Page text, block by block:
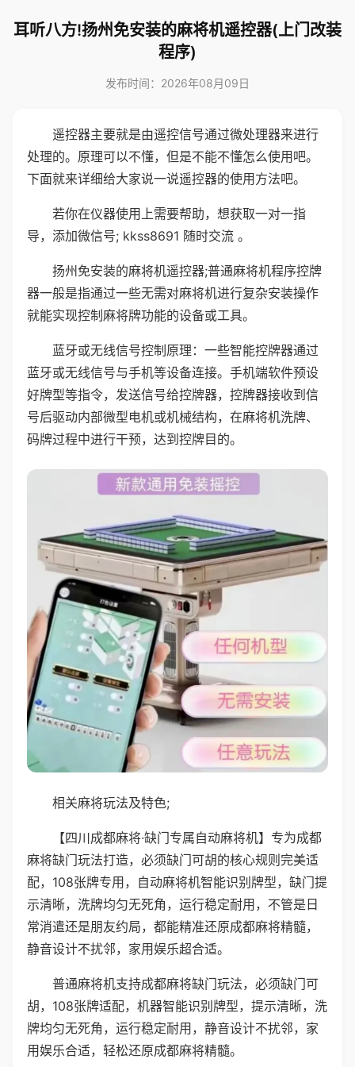
耳听八方!扬州免安装的麻将机遥控器(上门改装
程序)
发布时间：2026年08月09日
遥控器主要就是由遥控信号通过微处理器来进行
处理的。原理可以不懂，但是不能不懂怎么使用吧。
下面就来详细给大家说一说遥控器的使用方法吧。
若你在仪器使用上需要帮助，想获取一对一指
导，添加微信号; kkss8691 随时交流 。
扬州免安装的麻将机遥控器;普通麻将机程序控牌
器一般是指通过一些无需对麻将机进行复杂安装操作
就能实现控制麻将牌功能的设备或工具。
蓝牙或无线信号控制原理：一些智能控牌器通过
蓝牙或无线信号与手机等设备连接。手机端软件预设
好牌型等指令，发送信号给控牌器，控牌器接收到信
号后驱动内部微型电机或机械结构，在麻将机洗牌、
码牌过程中进行干预，达到控牌目的。
相关麻将玩法及特色;
【四川成都麻将·缺门专属自动麻将机】专为成都
麻将缺门玩法打造，必须缺门可胡的核心规则完美适
配，108张牌专用，自动麻将机智能识别牌型，缺门提
示清晰，洗牌均匀无死角，运行稳定耐用，不管是日
常消遣还是朋友约局，都能精准还原成都麻将精髓，
静音设计不扰邻，家用娱乐超合适。
普通麻将机支持成都麻将缺门玩法，必须缺门可
胡，108张牌适配，机器智能识别牌型，提示清晰，洗
牌均匀无死角，运行稳定耐用，静音设计不扰邻，家
用娱乐合适，轻松还原成都麻将精髓。